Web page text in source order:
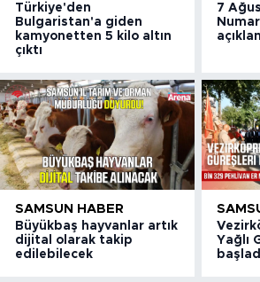
Türkiye'den
Bulgaristan'a giden
kamyonetten 5 kilo altın
çıktı
7
SAMSUN HABER
Büyükbaş hayvanlar artık
dijital olarak takip
edilebilecek
Yağlı